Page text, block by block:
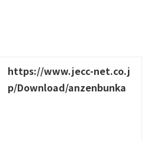
https://www.jecc-net.co.j
p/Download/anzenbunka